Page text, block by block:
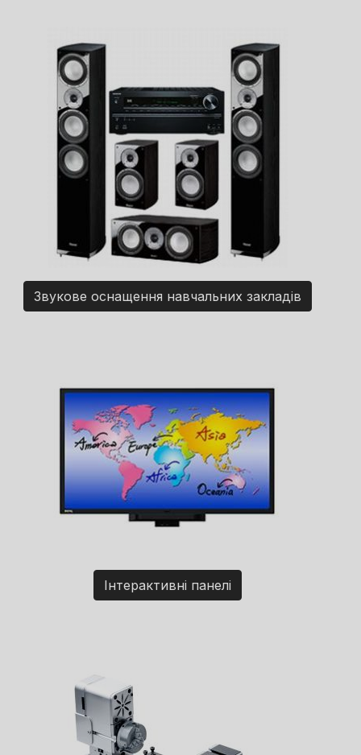
Звукове оснащення навчальних закладів
Інтерактивні панелі